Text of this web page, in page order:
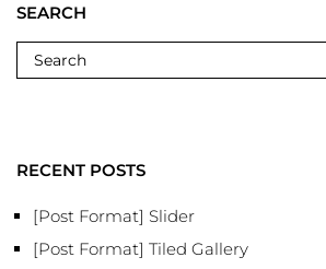
SEARCH
RECENT POSTS
[Post Format] Slider
[Post Format] Tiled Gallery